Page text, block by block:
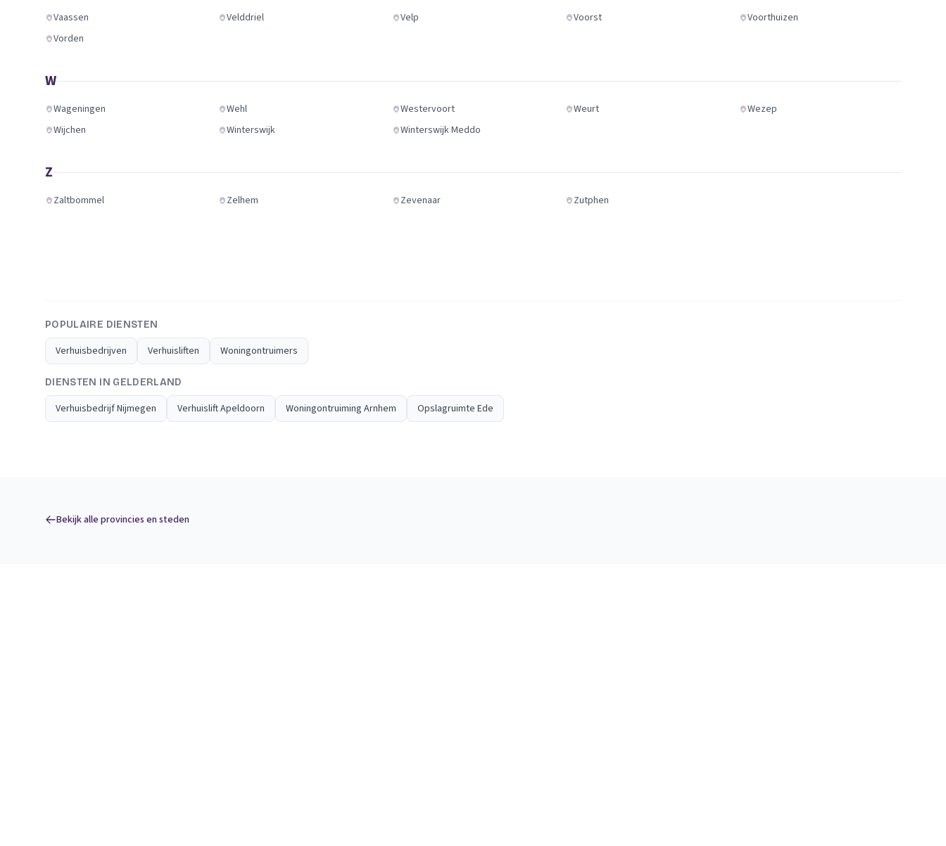
Vaassen Velddriel Velp Voorst
Voorthuizen
Vorden
W
Wageningen Wehl Westervoort Weurt
Wezep
Wijchen
Winterswijk Winterswijk Meddo
Z
Zaltbommel Zelhem Zevenaar Zutphen
POPULAIRE DIENSTEN
Verhuisbedrijven Verhuisliften Woningontruimers
DIENSTEN IN GELDERLAND
Verhuisbedrijf Nijmegen Verhuislift Apeldoorn Woningontruiming Arnhem Opslagruimte Ede
Bekijk alle provincies en steden